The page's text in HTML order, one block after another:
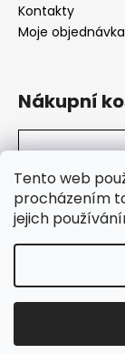
Tento web
procházením
jejich
Kontakty
Moje objednávka
Nákupní